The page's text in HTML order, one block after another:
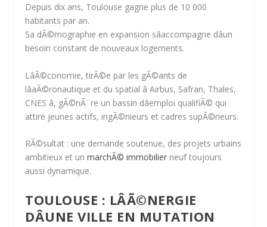
Depuis dix ans, Toulouse gagne plus de 10 000
habitants par an.
Sa dÃ©mographie en expansion sâaccompagne dâun
besoin constant de nouveaux logements.
LâÃ©conomie, tirÃ©e par les gÃ©ants de
lâaÃ©ronautique et du spatial â Airbus, Safran, Thales,
CNES â, gÃ©nÃ¨re un bassin dâemploi qualifiÃ© qui
attire jeunes actifs, ingÃ©nieurs et cadres supÃ©rieurs.
RÃ©sultat : une demande soutenue, des projets urbains
ambitieux et unmarchÃ© immobilier neuf toujours
aussi dynamique.
TOULOUSE : LÂÃ©NERGIE
DÂUNE VILLE EN MUTATION